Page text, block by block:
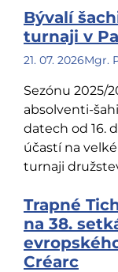
Bývalí
turnaji v
21. 07. 2026Mgr.
Sezónu 2025/
absolventi-
datech od 16.
účastí na
turnaji
Trapné
na 38.
Créarc